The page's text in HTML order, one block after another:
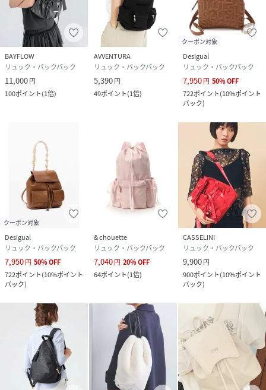
BAYFLOW
リュック・バックパック
11,000円
100ポイント(1倍)
AVVENTURA
リュック・バックパック
5,390円
49ポイント(1倍)
クーポン対象
Desigual
リュック・バックパック
7,950円 50%OFF
722ポイント(10%ポイント
バック)
クーポン対象
Desigual
リュック・バックパック
7,950円 50%OFF
722ポイント(10%ポイント
バック)
& chouette
リュック・バックパック
7,040円 20%OFF
64ポイント(1倍)
CASSELINI
リュック・バックパック
9,900円
900ポイント(10%ポイント
バック)